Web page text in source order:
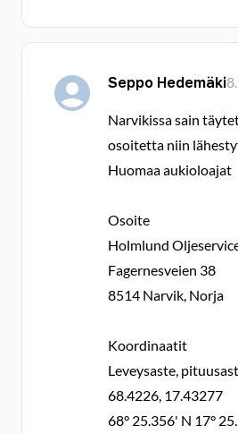
Seppo Hedemäki
Narvikissa sain
osoitetta niin
Huomaa aukioloajat
Osoite
Holmlund
Fagernesveien 38
8514 Narvik, Norja
Koordinaatit
Leveysaste,
68.4226, 17.43277
68° 25.356' N 17°